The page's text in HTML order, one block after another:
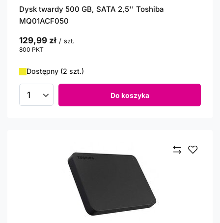
Dysk twardy 500 GB, SATA 2,5'' Toshiba
MQ01ACF050
129,99 zł / szt.
800 PKT
Dostępny (2 szt.)
Ilość produktów Do koszyka